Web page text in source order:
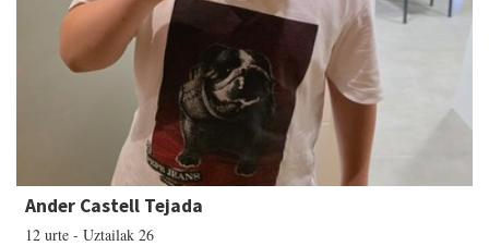
Ander Castell Tejada
12 urte - Uztailak 26